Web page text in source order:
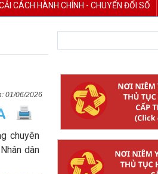
CÁCH HÀNH CHÍNH - CHUYỂN ĐỔI SỐ
01/06/2026
chuyên
dân